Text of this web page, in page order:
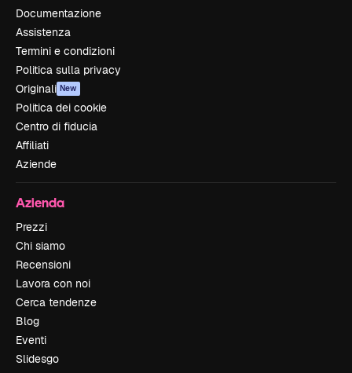
Documentazione
Assistenza
Termini e condizioni
Politica sulla privacy
Originali New
Politica dei cookie
Centro di fiducia
Affiliati
Aziende
Azienda
Prezzi
Chi siamo
Recensioni
Lavora con noi
Cerca tendenze
Blog
Eventi
Slidesgo